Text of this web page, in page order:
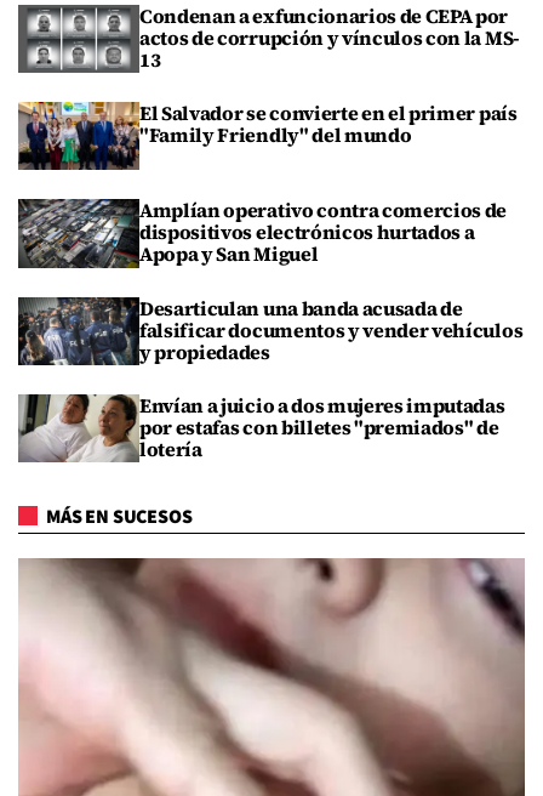
Condenan a exfuncionarios de CEPA por
actos de corrupción y vínculos con la MS-
13
El Salvador se convierte en el primer país
"Family Friendly" del mundo
Amplían operativo contra comercios de
dispositivos electrónicos hurtados a
Apopa y San Miguel
Desarticulan una banda acusada de
falsificar documentos y vender vehículos
y propiedades
Envían a juicio a dos mujeres imputadas
por estafas con billetes "premiados" de
lotería
MÁS EN SUCESOS